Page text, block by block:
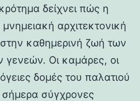
δείχνει πώς η
αρχιτεκτονική
καθημερινή ζωή των
γενεών. Οι καμάρες, οι
δομές του παλατιού
σήμερα σύγχρονες